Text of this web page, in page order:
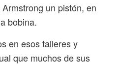
un pistón, en
bobina.
en esos talleres y
que muchos de sus